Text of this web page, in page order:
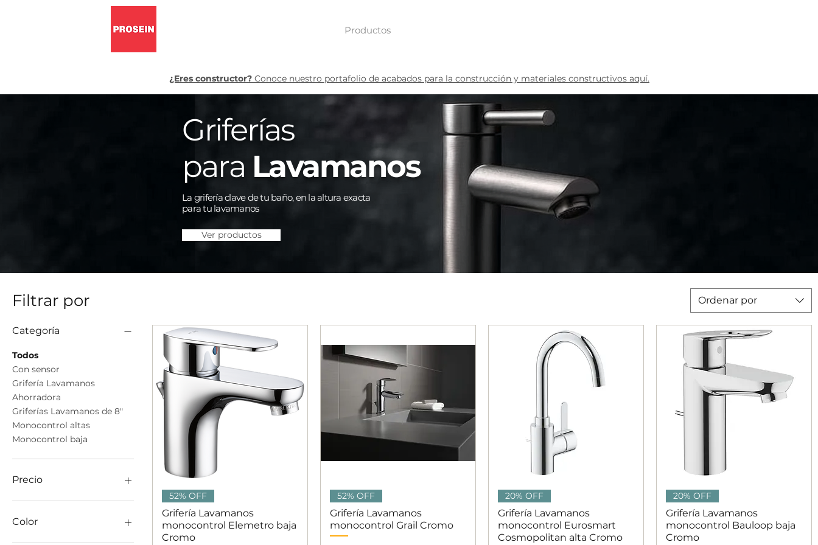
Productos
¿Eres constructor? Conoce nuestro portafolio de acabados para la construcción y materiales constructivos aquí.
Griferías
para Lavamanos
La grifería clave de tu baño, en la altura exacta
para tu lavamanos
Ver productos
Filtrar por
Categoría
Todos
Con sensor
Grifería Lavamanos
Ahorradora
Griferías Lavamanos de 8"
Monocontrol altas
Monocontrol baja
Precio
19.192 COP
Color
Ordenar por
Vista rápida
52% OFF
Grifería Lavamanos
monocontrol Elemetro baja
Cromo
Vista rápida
52% OFF
Grifería Lavamanos
monocontrol Grail Cromo
Vista rápida
20% OFF
Grifería Lavamanos
monocontrol Eurosmart
Cosmopolitan alta Cromo
Vista rápida
20% OFF
Grifería Lavamanos
monocontrol Bauloop baja
Cromo